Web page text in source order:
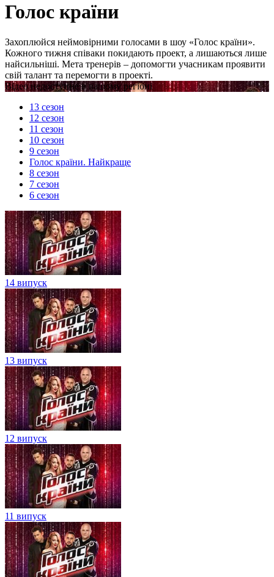
Голос країни
Захоплюйся неймовірними голосами в шоу «Голос країни».
Кожного тижня співаки покидають проект, а лишаються лише
найсильніші. Мета тренерів – допомогти учасникам проявити
свій талант та перемогти в проекті.
Відео недоступне в вашому регіоні
13 сезон
12 сезон
11 сезон
10 сезон
9 сезон
Голос країни. Найкраще
8 сезон
7 сезон
6 сезон
14 випуск
13 випуск
12 випуск
11 випуск